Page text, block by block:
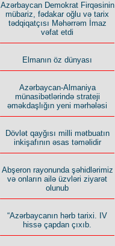
Azərbaycan Demokrat Firqəsinin
mübariz, fədakar oğlu və tarix
tədqiqatçısı Məhərrəm İmaz
vəfat etdi
Elmanın öz dünyası
Azərbaycan-Almaniya
münasibətlərində strateji
əməkdaşlığın yeni mərhələsi
Dövlət qayğısı milli mətbuatın
inkişafının əsas təməlidir
Abşeron rayonunda şəhidlərimiz
və onların ailə üzvləri ziyarət
olunub
“Azərbaycanın hərb tarixi. IV
hissə çapdan çıxıb.